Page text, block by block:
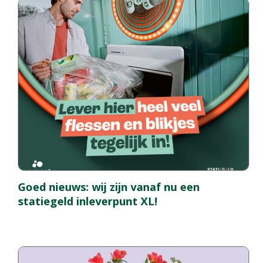
Goed nieuws: wij zijn vanaf nu een
statiegeld inleverpunt XL!